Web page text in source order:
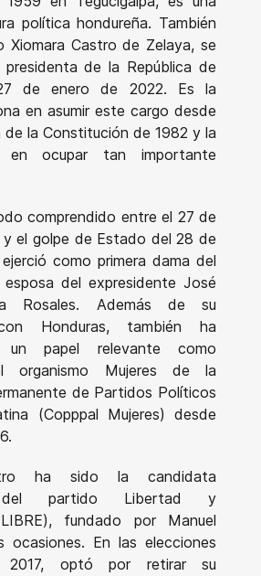
política hondureña. También
Xiomara Castro de Zelaya, se
de la República de
de enero de 2022. Es la
en asumir este cargo desde
de la Constitución de 1982 y la
en ocupar tan importante
comprendido entre el 27 de
el golpe de Estado del 28 de
como primera dama del
del expresidente José
Rosales. Además de su
Honduras, también ha
un papel relevante como
organismo Mujeres de la
de Partidos Políticos
(Copppal Mujeres) desde
ha sido la candidata
del partido Libertad y
fundado por Manuel
ocasiones. En las elecciones
2017, optó por retirar su